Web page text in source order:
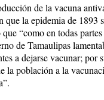
de la vacuna
la epidemia de 1893
“como en todas
de Tamaulipas
a dejarse vacunar; por
la población a la